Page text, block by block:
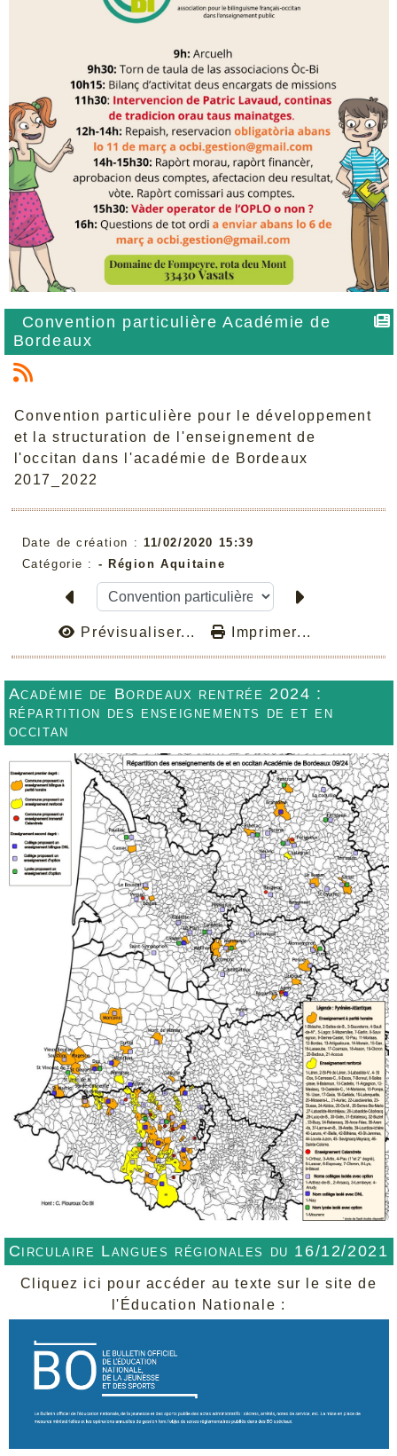
Convention particulière Académie de
Bordeaux
Convention particulière pour le développement
et la structuration de l'enseignement de
l'occitan dans l'académie de Bordeaux
2017_2022
Date de création : 11/02/2020 15:39
Catégorie : - Région Aquitaine
Prévisualiser... Imprimer...
Académie de Bordeaux rentrée 2024 :
répartition des enseignements de et en
occitan
Circulaire Langues régionales du 16/12/2021
Cliquez ici pour accéder au texte sur le site de
l'Éducation Nationale :